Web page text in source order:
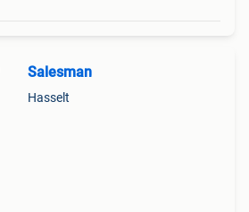
Salesman
Hasselt